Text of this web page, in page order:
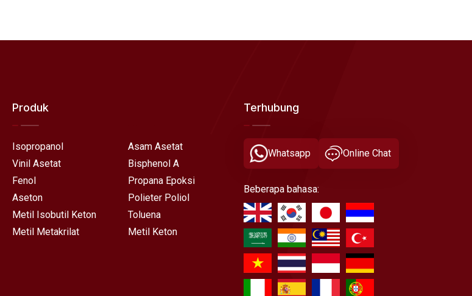
Produk
Isopropanol
Vinil Asetat
Fenol
Aseton
Metil Isobutil Keton
Metil Metakrilat
Asam Asetat
Bisphenol A
Propana Epoksi
Polieter Poliol
Toluena
Metil Keton
Terhubung
Whatsapp Online Chat
Beberapa bahasa: